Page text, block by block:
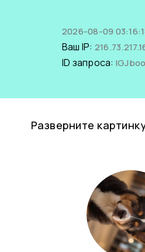
2026-08-09
Ваш IP:
ID запроса:
Разверните